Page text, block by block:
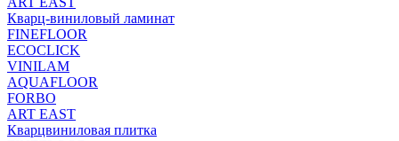
Кварц-виниловый ламинат
FINEFLOOR
ECOCLICK
VINILAM
AQUAFLOOR
FORBO
ART EAST
Кварцвиниловая плитка